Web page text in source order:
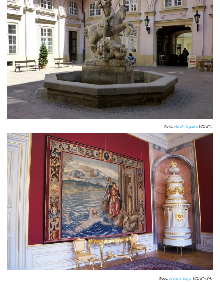
Фото: Hiroki Ogawa (CC BY)
Фото: Francis Cleyn (CC BY-SA)